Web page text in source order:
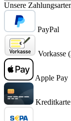
Unsere
PayPal
Vorkasse
Apple Pay
Kreditkarte